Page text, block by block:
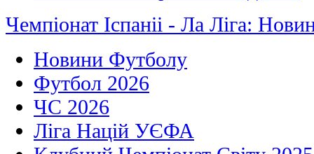
Чемпіонат Іспаніі - Ла Ліга:
Новини Футболу
Футбол 2026
ЧС 2026
Ліга Націй УЄФА